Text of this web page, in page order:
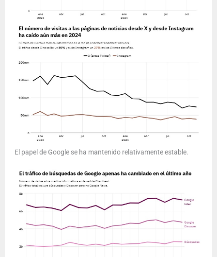
El papel de Google se ha mantenido relativamente estable.